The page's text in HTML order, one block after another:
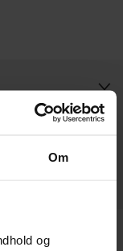
Om
og